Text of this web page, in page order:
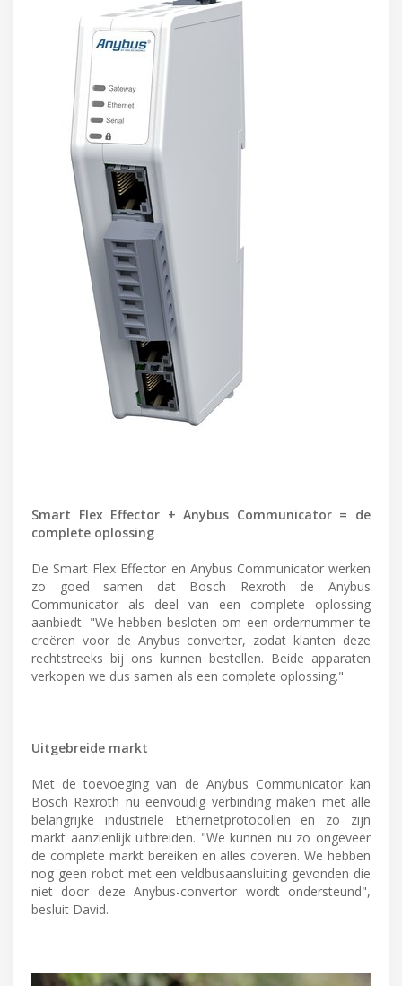
Smart Flex Effector + Anybus Communicator = de
complete oplossing
De Smart Flex Effector en Anybus Communicator werken
zo goed samen dat Bosch Rexroth de Anybus
Communicator als deel van een complete oplossing
aanbiedt. "We hebben besloten om een ordernummer te
creëren voor de Anybus converter, zodat klanten deze
rechtstreeks bij ons kunnen bestellen. Beide apparaten
verkopen we dus samen als een complete oplossing."
Uitgebreide markt
Met de toevoeging van de Anybus Communicator kan
Bosch Rexroth nu eenvoudig verbinding maken met alle
belangrijke industriële Ethernetprotocollen en zo zijn
markt aanzienlijk uitbreiden. "We kunnen nu zo ongeveer
de complete markt bereiken en alles coveren. We hebben
nog geen robot met een veldbusaansluiting gevonden die
niet door deze Anybus-convertor wordt ondersteund",
besluit David.